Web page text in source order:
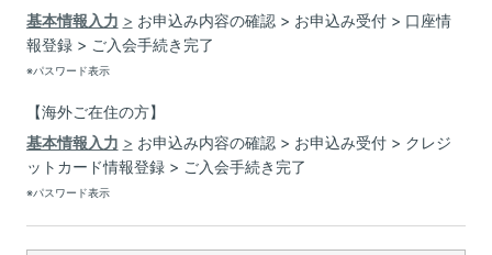
基本情報入力
お申込み内容の確認 お申込み受付
口座情
報登録
ご入会手続き完了
※パスワード表示
【海外ご在住の方】
基本情報入力
お申込み内容の確認 お申込み受付
クレジ
ットカード情報登録
ご入会手続き完了
※パスワード表示